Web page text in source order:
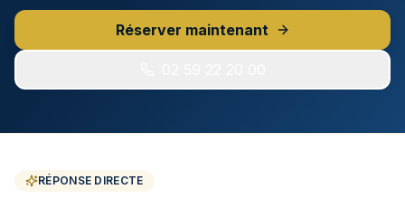
Mont Saint-Michel, châteaux, Muscadet
Réserver maintenant
RÉPONSE DIRECTE